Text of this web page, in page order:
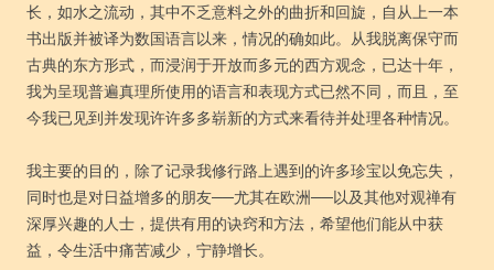
长，如水之流动，其中不乏意料之外的曲折和回旋，自从上一本
书出版并被译为数国语言以来，情况的确如此。从我脱离保守而
古典的东方形式，而浸润于开放而多元的西方观念，已达十年，
我为呈现普遍真理所使用的语言和表现方式已然不同，而且，至
今我已见到并发现许许多多崭新的方式来看待并处理各种情况。
我主要的目的，除了记录我修行路上遇到的许多珍宝以免忘失，
同时也是对日益增多的朋友──尤其在欧洲──以及其他对观禅有
深厚兴趣的人士，提供有用的诀窍和方法，希望他们能从中获
益，令生活中痛苦减少，宁静增长。